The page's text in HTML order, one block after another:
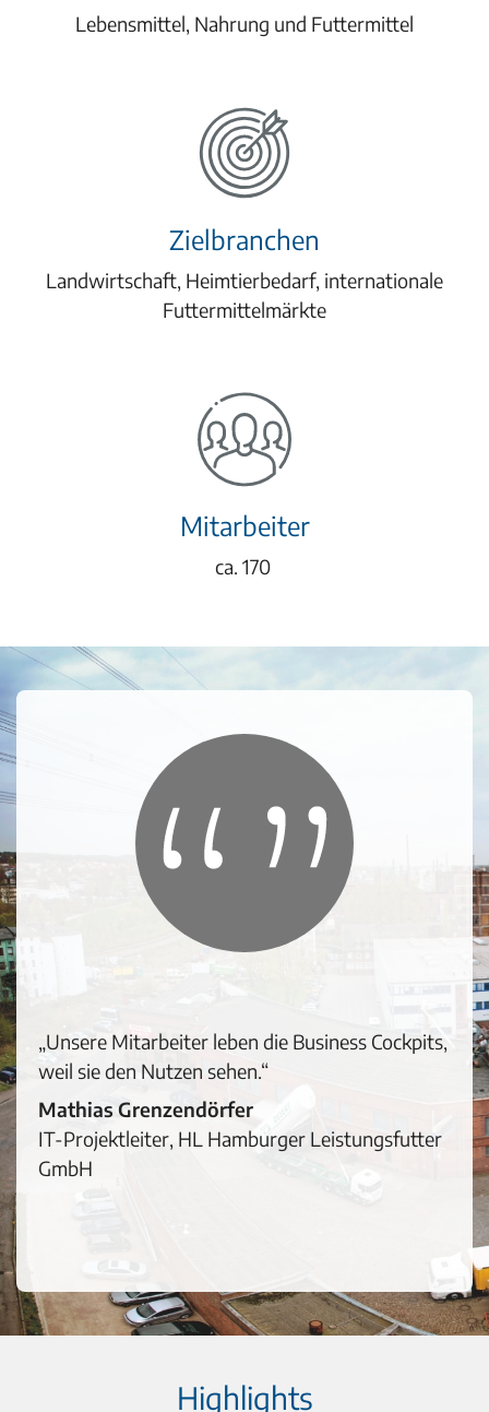
Lebensmittel, Nahrung und Futtermittel
Zielbranchen
Landwirtschaft, Heimtierbedarf, internationale
Futtermittelmärkte
Mitarbeiter
ca. 170
„Unsere Mitarbeiter leben die Business Cockpits,
weil sie den Nutzen sehen.“
Mathias Grenzendörfer
IT-Projektleiter, HL Hamburger Leistungsfutter
GmbH
Highlights